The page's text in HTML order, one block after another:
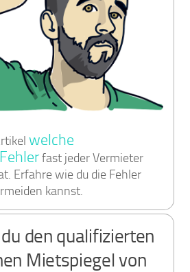
welche
fast jeder Vermieter
Erfahre wie du die Fehler
kannst.
den qualifizierten
Mietspiegel von